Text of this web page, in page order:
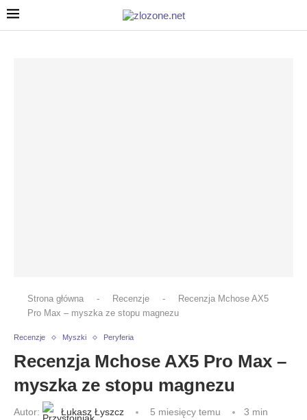
Strona główna - Recenzje -
Recenzja Mchose AX5
Pro Max – myszka ze stopu magnezu
Recenzje Myszki Peryferia
Recenzja Mchose AX5 Pro Max –
myszka ze stopu magnezu
Autor: Łukasz Łyszcz 5 miesięcy temu
3 min